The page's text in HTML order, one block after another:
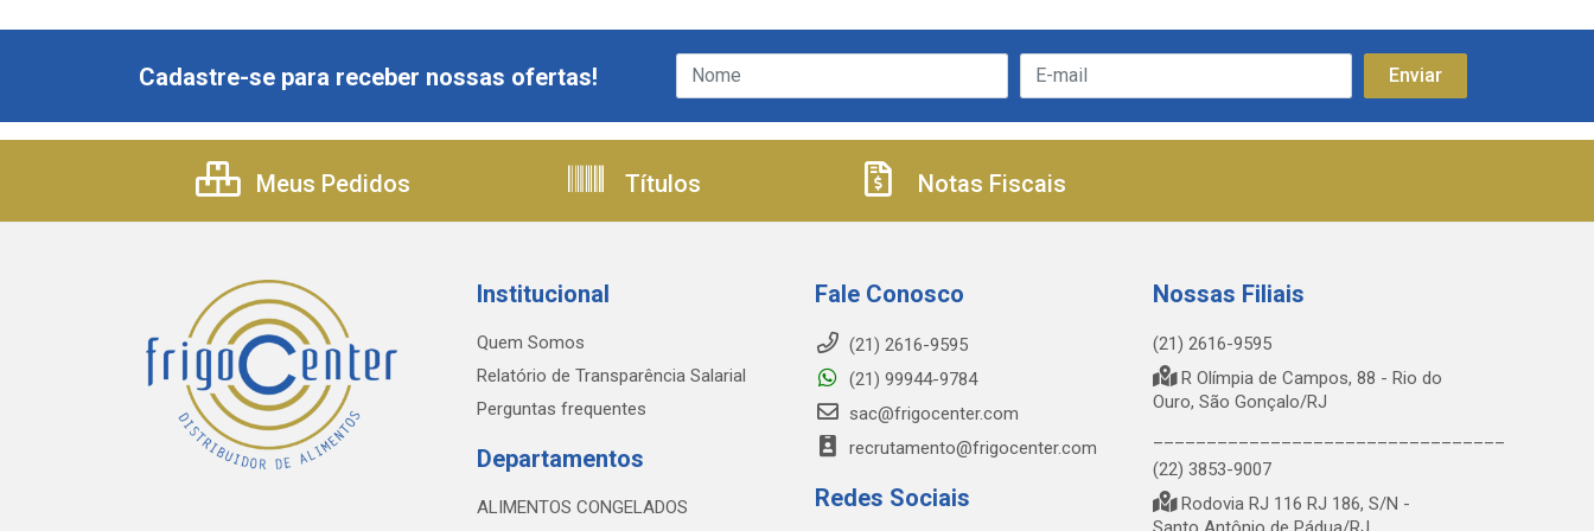
Cadastre-se para receber nossas ofertas!
Meus Pedidos Títulos Notas Fiscais
Institucional
Quem Somos
Relatório de Transparência Salarial
Perguntas frequentes
Departamentos
ALIMENTOS CONGELADOS
Fale Conosco
(21) 2616-9595
(21) 99944-9784
sac@frigocenter.com
recrutamento@frigocenter.com
Redes Sociais
Nossas Filiais
(21) 2616-9595
R Olímpia de Campos, 88 - Rio do
Ouro, São Gonçalo/RJ
(22) 3853-9007
Rodovia RJ 116 RJ 186, S/N -